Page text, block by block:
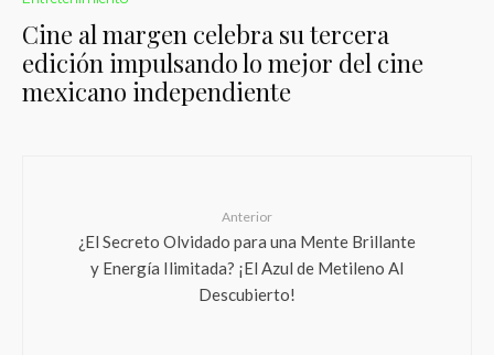
Cine al margen celebra su tercera
edición impulsando lo mejor del cine
mexicano independiente
Anterior
¿El Secreto Olvidado para una Mente Brillante
y Energía Ilimitada? ¡El Azul de Metileno Al
Descubierto!